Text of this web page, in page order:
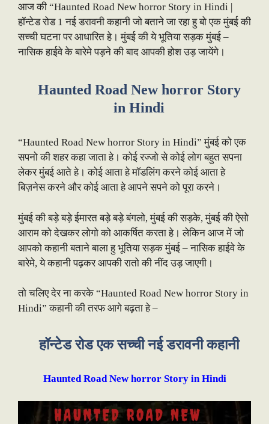
आज की “Haunted Road New horror Story in Hindi |
हॉन्टेड रोड 1 नई डरावनी कहानी जो बताने जा रहा हु बो एक मुंबई की
सच्ची घटना पर आधारित हे। मुंबई की ये भूतिया सड़क मुंबई –
नासिक हाईवे के बारेमे पड़ने की बाद आपकी होश उड़ जायेंगे।
Haunted Road New horror Story
in Hindi
“Haunted Road New horror Story in Hindi” मुंबई को एक
सपनो की शहर कहा जाता हे। कोई रज्जो से कोई लोग बहुत सपना
लेकर मुंबई आते हे। कोई आता हे मॉडलिंग करने कोई आता हे
बिज़नेस करने और कोई आता हे आपने सपने को पूरा करने।
मुंबई की बड़े बड़े ईमारत बड़े बड़े बंगलो, मुंबई की सड़के, मुंबई की ऐसो
आराम को देखकर लोगो को आकर्षित करता हे। लेकिन आज में जो
आपको कहानी बताने बाला हु भूतिया सड़क मुंबई – नासिक हाईवे के
बारेमे, ये कहानी पढ़कर आपकी रातो की नींद उड़ जाएगी।
तो चलिए देर ना करके “Haunted Road New horror Story in
Hindi” कहानी की तरफ आगे बढ़ता हे –
हॉन्टेड रोड एक सच्ची नई डरावनी कहानी
Haunted Road New horror Story in Hindi